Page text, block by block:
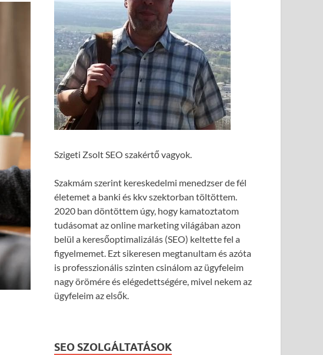
Szigeti Zsolt SEO szakértő vagyok.
Szakmám szerint kereskedelmi menedzser de fél
életemet a banki és kkv szektorban töltöttem.
2020 ban döntöttem úgy, hogy kamatoztatom
tudásomat az online marketing világában azon
belül a keresőoptimalizálás (SEO) keltette fel a
figyelmemet. Ezt sikeresen megtanultam és azóta
is professzionális szinten csinálom az ügyfeleim
nagy örömére és elégedettségére, mivel nekem az
ügyfeleim az elsők.
SEO SZOLGÁLTATÁSOK